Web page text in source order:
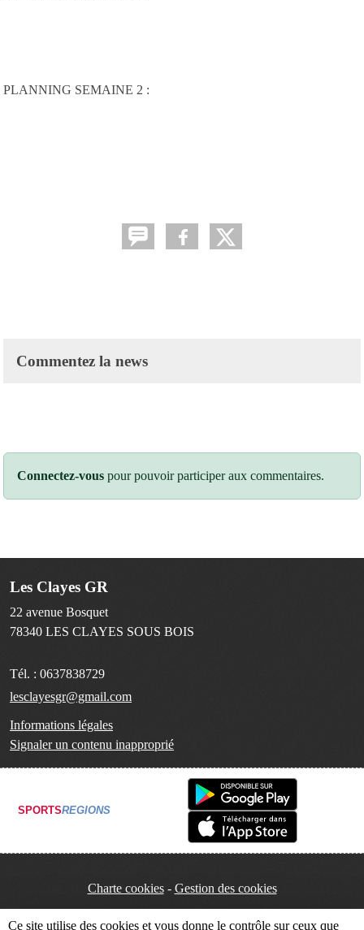
PLANNING SEMAINE 2 :
Commentez la news
Connectez-vous pour pouvoir participer aux commentaires.
Les Clayes GR
22 avenue Bosquet
78340 LES CLAYES SOUS BOIS
Tél. : 0637838729
lesclayesgr@gmail.com
Informations légales
Signaler un contenu inapproprié
SPORTSREGIONS
Charte cookies Gestion des cookies
Ce site utilise des cookies et vous donne le contrôle sur ceux que